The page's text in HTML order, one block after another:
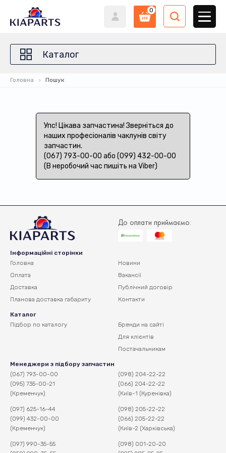
0
Каталог
Головна Пошук
Упс! Цікава запчастина! Зверніться до
наших професіоналів чаклунів світу
запчастин.
(067) 793-00-00 або (099) 432-00-00
(В неробочий час пишіть на Viber)
До оплати приймаємо:
Інформаційні сторінки
Головна
Оплата
Доставка
Планова доставка габариту
Новини
Вакансії
Публічний договір
Контакти
Каталог
Підбор по каталогу
Бренди на сайті
Для клієнтів
Постачальникам
Менеджери з підбору запчастин
(067) 793-00-00
(095) 735-00-21
(Кременчук)
(097) 625-16-44
(099) 432-00-00
(Кременчук)
(097) 990-35-55
(098) 204-22-22
(066) 204-22-22
(Київ-1 (Куренівка)
(098) 205-22-22
(066) 205-22-22
(Київ-2 (Харківська)
(098) 001-20-20